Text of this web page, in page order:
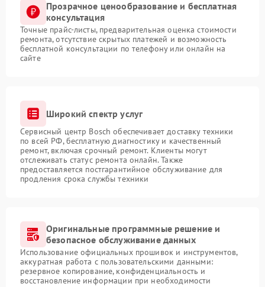
Прозрачное ценообразование и бесплатная
консультация
Точные прайс-листы, предварительная оценка стоимости
ремонта, отсутствие скрытых платежей и возможность
бесплатной консультации по телефону или онлайн на
сайте
Широкий спектр услуг
Сервисный центр Bosch обеспечивает доставку техники
по всей РФ, бесплатную диагностику и качественный
ремонт, включая срочный ремонт. Клиенты могут
отслеживать статус ремонта онлайн. Также
предоставляется постгарантийное обслуживание для
продления срока службы техники
Оригинальные программные решение и
безопасное обслуживание данных
Использование официальных прошивок и инструментов,
аккуратная работа с пользовательскими данными:
резервное копирование, конфиденциальность и
восстановление информации при необходимости